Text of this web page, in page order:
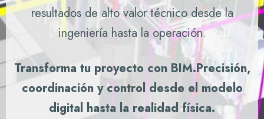
resultados de alto valor técnico desde la
ingeniería hasta la operación.
Transforma tu proyecto con BIM.Precisión,
coordinación y control desde el modelo
digital hasta la realidad física.